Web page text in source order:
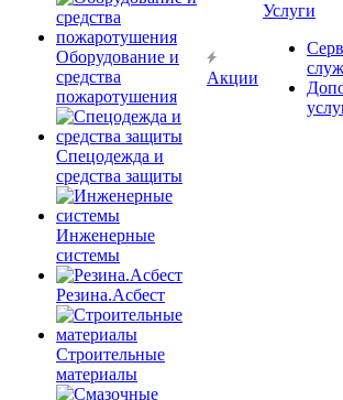
Оборудование и
средства
пожаротушения
Спецодежда и
средства защиты
Инженерные
системы
Резина.Асбест
Строительные
материалы
Акции
Услуги